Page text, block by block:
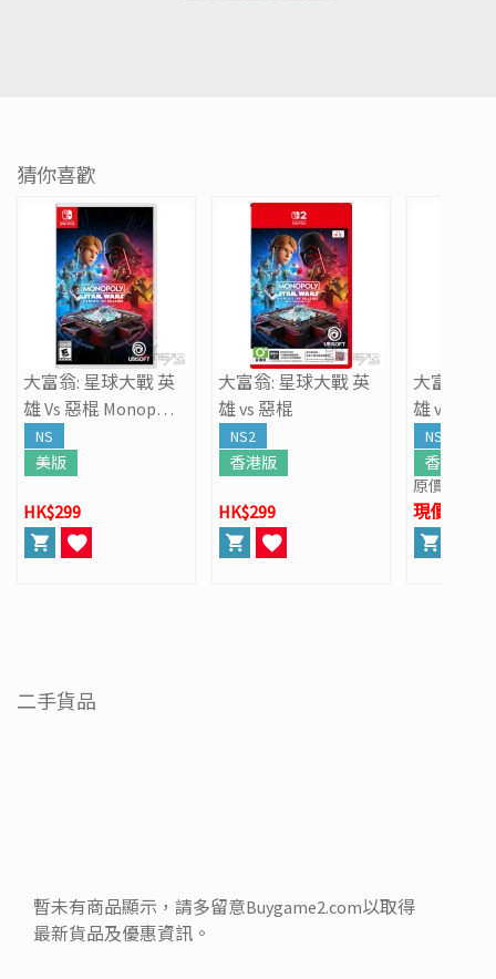
猜你喜歡
大富翁: 星球大戰 英
雄 Vs 惡棍 Monopoly:
Star Wars Heroes vs.
Villains
NS
美版
HK$299
大富翁: 星球大戰 英
雄 vs 惡棍
NS2
香港版
HK$299
大富翁:
雄 vs 惡棍
NS
香港版
原價
現價
二手貨品
暫未有商品顯示，請多留意Buygame2.com以取得
最新貨品及優惠資訊。